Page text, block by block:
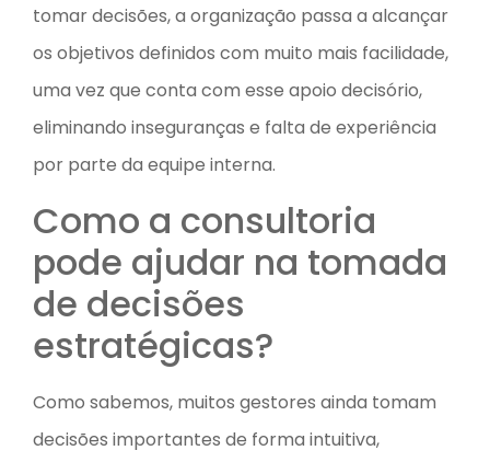
tomar decisões, a organização passa a alcançar
os objetivos definidos com muito mais facilidade,
uma vez que conta com esse apoio decisório,
eliminando inseguranças e falta de experiência
por parte da equipe interna.
Como a consultoria
pode ajudar na tomada
de decisões
estratégicas?
Como sabemos, muitos gestores ainda tomam
decisões importantes de forma intuitiva,